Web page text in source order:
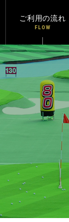
ご利用の流れ
FLOW